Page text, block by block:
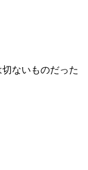
ないものだった